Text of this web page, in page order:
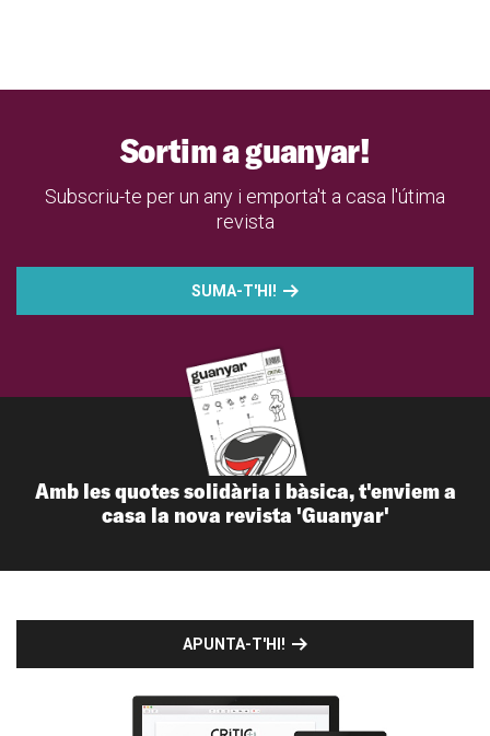
Sortim a guanyar!
Subscriu-te per un any i emporta't a casa l'útima
revista
SUMA-T'HI!
Amb les quotes solidària i bàsica, t'enviem a
casa la nova revista 'Guanyar'
APUNTA-T'HI!